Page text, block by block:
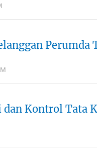
dan Kontrol Tata